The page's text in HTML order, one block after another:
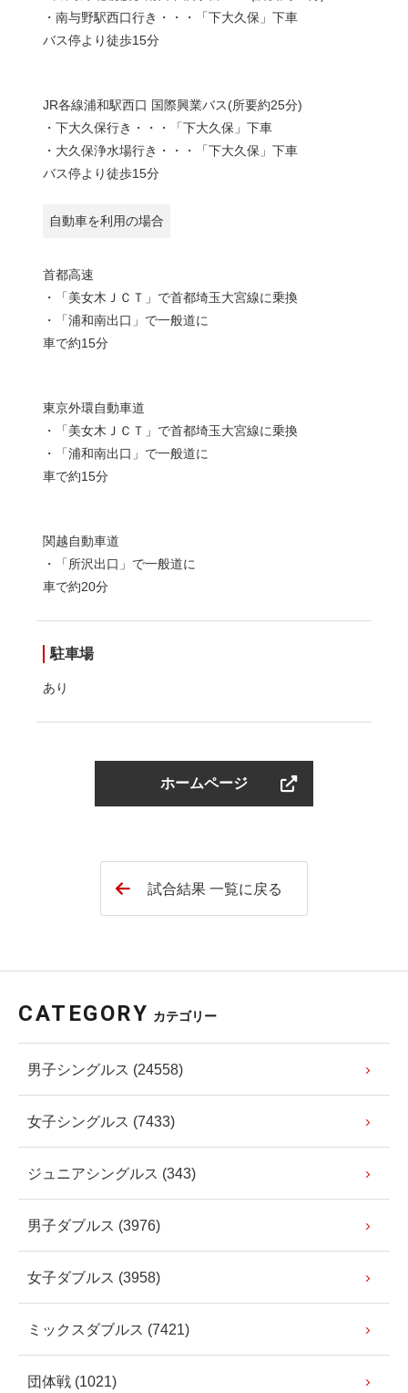
・南与野駅西口行き・・・「下大久保」下車
バス停より徒歩15分
JR各線浦和駅西口 国際興業バス(所要約25分)
・下大久保行き・・・「下大久保」下車
・大久保浄水場行き・・・「下大久保」下車
バス停より徒歩15分
自動車を利用の場合
首都高速
・「美女木ＪＣＴ」で首都埼玉大宮線に乗換
・「浦和南出口」で一般道に
車で約15分
東京外環自動車道
・「美女木ＪＣＴ」で首都埼玉大宮線に乗換
・「浦和南出口」で一般道に
車で約15分
関越自動車道
・「所沢出口」で一般道に
車で約20分
駐車場
あり
ホームページ
試合結果 一覧に戻る
CATEGORY カテゴリー
男子シングルス (24558)
女子シングルス (7433)
ジュニアシングルス (343)
男子ダブルス (3976)
女子ダブルス (3958)
ミックスダブルス (7421)
団体戦 (1021)